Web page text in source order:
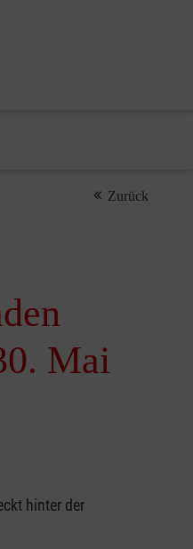
Zurück
Mai
hinter der